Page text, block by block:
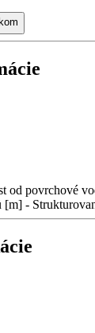
od povrchové
-